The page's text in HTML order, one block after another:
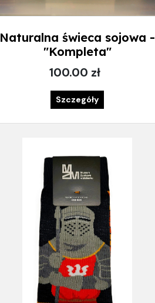
Naturalna świeca sojowa -
"Kompleta"
100.00 zł
Szczegóły